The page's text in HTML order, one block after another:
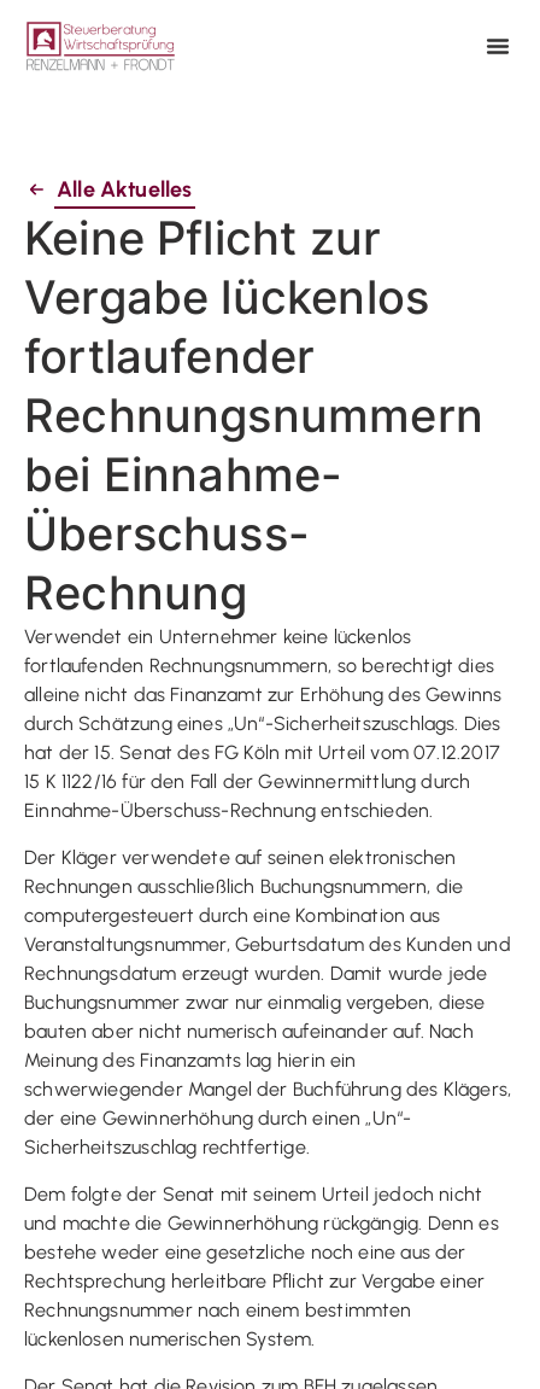
Alle Aktuelles
Keine Pflicht zur
Vergabe lückenlos
fortlaufender
Rechnungsnummern
bei Einnahme-
Überschuss-
Rechnung
Verwendet ein Unternehmer keine lückenlos
fortlaufenden Rechnungsnummern, so berechtigt dies
alleine nicht das Finanzamt zur Erhöhung des Gewinns
durch Schätzung eines „Un“-Sicherheitszuschlags. Dies
hat der 15. Senat des FG Köln mit Urteil vom 07.12.2017
15 K 1122/16 für den Fall der Gewinnermittlung durch
Einnahme-Überschuss-Rechnung entschieden.
Der Kläger verwendete auf seinen elektronischen
Rechnungen ausschließlich Buchungsnummern, die
computergesteuert durch eine Kombination aus
Veranstaltungsnummer, Geburtsdatum des Kunden und
Rechnungsdatum erzeugt wurden. Damit wurde jede
Buchungsnummer zwar nur einmalig vergeben, diese
bauten aber nicht numerisch aufeinander auf. Nach
Meinung des Finanzamts lag hierin ein
schwerwiegender Mangel der Buchführung des Klägers,
der eine Gewinnerhöhung durch einen „Un“-
Sicherheitszuschlag rechtfertige.
Dem folgte der Senat mit seinem Urteil jedoch nicht
und machte die Gewinnerhöhung rückgängig. Denn es
bestehe weder eine gesetzliche noch eine aus der
Rechtsprechung herleitbare Pflicht zur Vergabe einer
Rechnungsnummer nach einem bestimmten
lückenlosen numerischen System.